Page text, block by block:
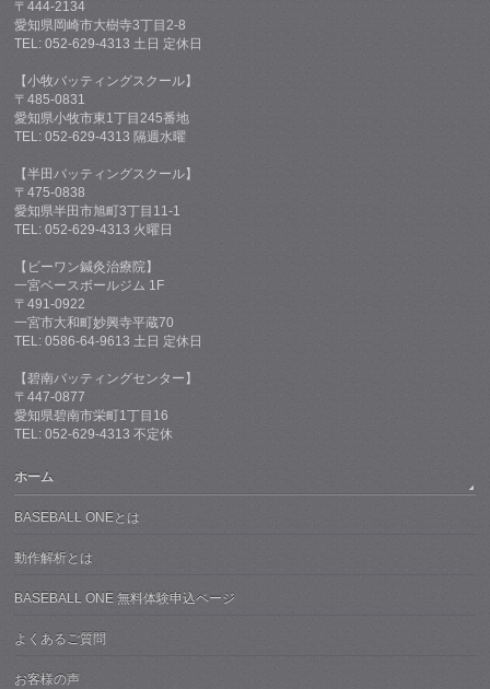
〒444-2134
愛知県岡崎市大樹寺3丁目2-8
TEL: 052-629-4313 土日 定休日
【小牧バッティングスクール】
〒485-0831
愛知県小牧市東1丁目245番地
TEL: 052-629-4313 隔週水曜
【半田バッティングスクール】
〒475-0838
愛知県半田市旭町3丁目11-1
TEL: 052-629-4313 火曜日
【ビーワン鍼灸治療院】
一宮ベースボールジム 1F
〒491-0922
一宮市大和町妙興寺平蔵70
TEL: 0586-64-9613 土日 定休日
【碧南バッティングセンター】
〒447-0877
愛知県碧南市栄町1丁目16
TEL: 052-629-4313 不定休
ホーム
BASEBALL ONEとは
動作解析とは
BASEBALL ONE 無料体験申込ページ
よくあるご質問
お客様の声